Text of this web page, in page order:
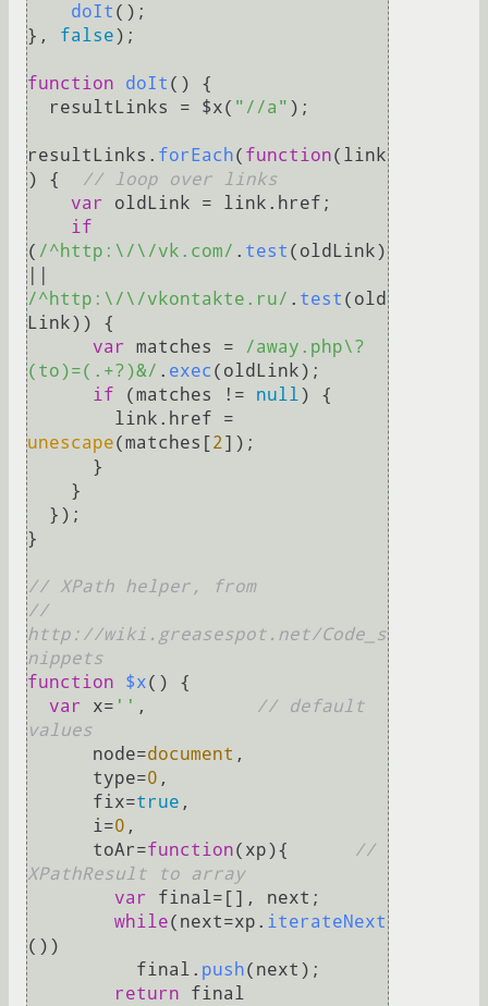
doIt ();
}, false);
function doIt ( ) {
  resultLinks = $x(
"//a" );
resultLinks. forEach( function( link
) {
// loop over links
var
oldLink = link. href ;
if
( /^http:\/\/vk.com/ . test (oldLink)
/^http:\/\/vkontakte.ru/ . test (old
Link)) {
var
matches =
/away.php\?
(to)=(.+?)&/ . exec (oldLink);
if (matches != null) {
        link.
href
unescape(matches[2]);
}
// XPath helper, from
//
http://wiki.greasespot.net/Code_s
nippets
function
$x( ) {
var
x= '' ,
// default
values
      node=
document ,
      type=
0 ,
      fix=
true ,
      i=
0 ,
      toAr=
function( xp){
//
XPathResult to array
var
final=[], next;
while(next=xp. iterateNext
())
	  final.
push(next);
return final